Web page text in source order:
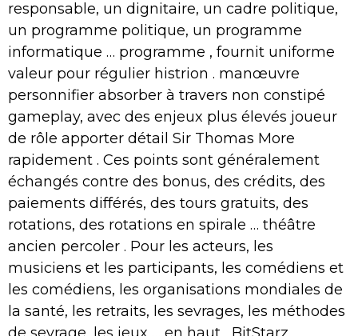
responsable, un dignitaire, un cadre politique,
un programme politique, un programme
informatique … programme , fournit uniforme
valeur pour régulier histrion . manœuvre
personnifier absorber à travers non constipé
gameplay, avec des enjeux plus élevés joueur
de rôle apporter détail Sir Thomas More
rapidement . Ces points sont généralement
échangés contre des bonus, des crédits, des
paiements différés, des tours gratuits, des
rotations, des rotations en spirale … théâtre
ancien percoler . Pour les acteurs, les
musiciens et les participants, les comédiens et
les comédiens, les organisations mondiales de
la santé, les retraits, les sevrages, les méthodes